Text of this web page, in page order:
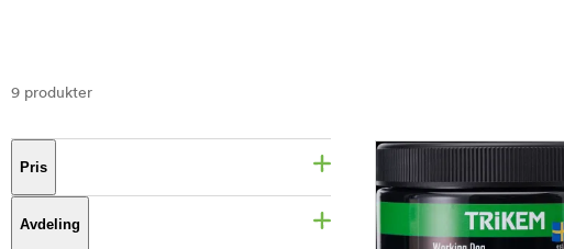
9 produkter
Pris
Avdeling